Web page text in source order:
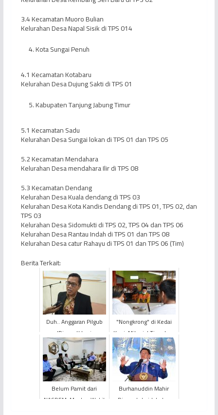
3.4 Kecamatan Muoro Bulian
Kelurahan Desa Napal Sisik di TPS 014
Kota Sungai Penuh
4.1 Kecamatan Kotabaru
Kelurahan Desa Dujung Sakti di TPS 01
Kabupaten Tanjung Jabung Timur
5.1 Kecamatan Sadu
Kelurahan Desa Sungai lokan di TPS 01 dan TPS 05
5.2 Kecamatan Mendahara
Kelurahan Desa mendahara Ilir di TPS 08
5.3 Kecamatan Dendang
Kelurahan Desa Kuala dendang di TPS 03
Kelurahan Desa Kota Kandis Dendang di TPS 01, TPS 02, dan
TPS 03
Kelurahan Desa Sidomukti di TPS 02, TPS 04 dan TPS 06
Kelurahan Desa Rantau Indah di TPS 01 dan TPS 08
Kelurahan Desa catur Rahayu di TPS 01 dan TPS 06 (Tim)
Berita Terkait:
Duh.. Anggaran Pilgub
'Disunat' Lagi
"Nongkrong" di Kedai
Kopi, Milenial Tionghoa
Nyatakan Siap
Sukseskan
Kemenangan Fachr...
Belum Pamit dari
NASDEM, Mantan Wakil
Burhanuddin Mahir
Dicopot dari Jabatan